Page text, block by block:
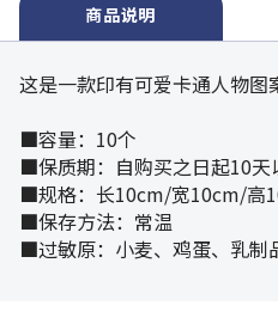
商品说明
这是一款印有可爱卡通人物图
■容量：10个
■保质期：自购买之日起10天
■规格：长10cm/宽10cm/高
■保存方法：常温
■过敏原：小麦、鸡蛋、乳制